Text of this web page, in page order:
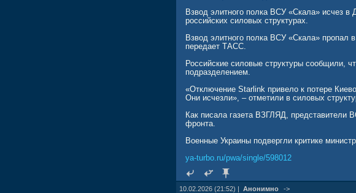
Взвод элитного полка ВСУ «Скала» исчез в
российских силовых структурах.
Взвод элитного полка ВСУ «Скала» пропал
передает ТАСС.
Российские силовые структуры сообщили,
подразделением.
«Отключение Starlink привело к потере
Они исчезли», – отметили в силовых
Как писала газета ВЗГЛЯД, представители
фронта.
Военные Украины подвергли критике
ya-turbo.ru/pwa/single/598012
10.02.2026 (21:52) | Анонимно ->